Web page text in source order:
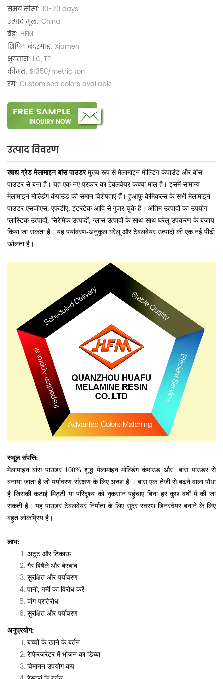
समय सीमा: 10-20 days
उत्पाद मूल: China
ब्रैंड: HFM
शिपिंग बंदरगाह: Xiamen
भुगतान: LC, TT
कीमत: $1350/metric ton
रंग: Customised colors available
उत्पाद विवरण
खाद्य ग्रेड मेलामाइन बांस पाउडर मुख्य रूप से मेलामाइन मोल्डिंग कंपाउंड और बांस
पाउडर से बना है। यह एक नए प्रकार का टेबलवेयर कच्चा माल है। इसमें सामान्य
मेलामाइन मोल्डिंग कंपाउंड की समान विशेषताएं हैं। हुआफू केमिकल्स के सभी मेलामाइन
पाउडर एसजीएस, एफडीए, इंटरटेक आदि से गुजर चुके हैं। अंतिम उत्पादों का उपयोग
प्लास्टिक उत्पादों, सिरेमिक उत्पादों, ग्लास उत्पादों के साथ-साथ घरेलू उपकरण के बजाय
किया जा सकता है। यह पर्यावरण-अनुकूल घरेलू और टेबलवेयर उत्पादों की एक नई पीढ़ी
खोलता है।
स्थूल संपत्ति:
मेलामाइन बांस पाउडर 100% शुद्ध मेलामाइन मोल्डिंग कंपाउंड औरबांस पाउडर से
बनाया जाता हैजो पर्यावरण संरक्षण के लिए अच्छा है ।बांस एक तेजी से बढ़ने वाला पौधा
है जिसकी कटाई मिट्टी या परिदृश्य को नुकसान पहुंचाए बिना हर कुछ वर्षों में की जा
सकती है। यह पाउडर टेबलवेयर निर्माता के लिए सुंदर स्वस्थ डिनरवेयर बनाने के लिए
बहुत लोकप्रिय है।
लाभ:
अटूट और टिकाऊ
गैर विषैले और बेस्वाद
सुरक्षित और पर्यावरण
पानी, गर्मी का विरोध करें
जंग प्रतिरोध
सुरक्षित और पर्यावरण
अनुप्रयोग:
बच्चों के खाने के बर्तन
रेफ्रिजरेटर में भोजन का डिब्बा
विमानन उपयोग कप